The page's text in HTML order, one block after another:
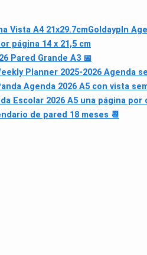
Vista A4 21x29.7cmGoldaypln
página 14 x 21,5 cm
Pared Grande A3 📅
Planner 2025-2026 Agenda
Agenda 2026 A5 con vista
Escolar 2026 A5 una página por
de pared 18 meses 📆